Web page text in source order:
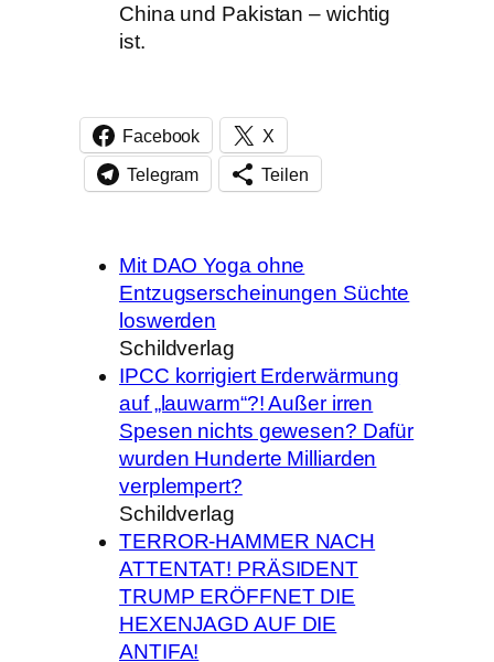
China und Pakistan – wichtig
ist.
Facebook X
Telegram Teilen
Mit DAO Yoga ohne
Entzugserscheinungen Süchte
loswerden
Schildverlag
IPCC korrigiert Erderwärmung
auf „lauwarm“?! Außer irren
Spesen nichts gewesen? Dafür
wurden Hunderte Milliarden
verplempert?
Schildverlag
TERROR-HAMMER NACH
ATTENTAT! PRÄSIDENT
TRUMP ERÖFFNET DIE
HEXENJAGD AUF DIE
ANTIFA!